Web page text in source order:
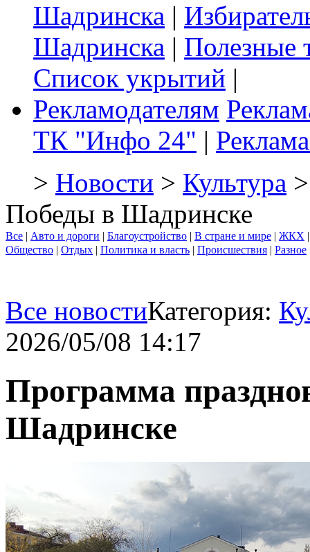
Шадринска |
Шадринска | Полезные
Список укрытий |
Рекламодателям
ТК "Инфо 24" |
> Новости > Культура
Победы в Шадринске
Все | Авто и дороги | Благоустройство | В стране и мире | ЖКХ
Общество | Отдых | Политика и власть | Происшествия | Разное
Все новостиКатегория:
2026/05/08 14:17
Программа
Шадринске